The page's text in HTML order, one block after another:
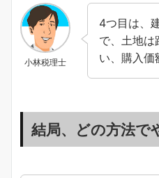
小林税理士
4つ目は、
で、土地は
い、購入価
結局、どの方法で